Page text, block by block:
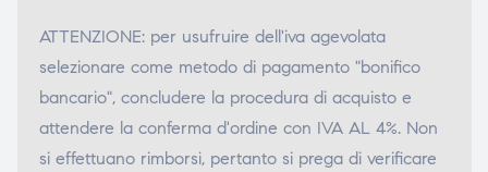
ATTENZIONE: per usufruire dell'iva agevolata
selezionare come metodo di pagamento "bonifico
bancario", concludere la procedura di acquisto e
attendere la conferma d'ordine con IVA AL 4%. Non
si effettuano rimborsi, pertanto si prega di verificare